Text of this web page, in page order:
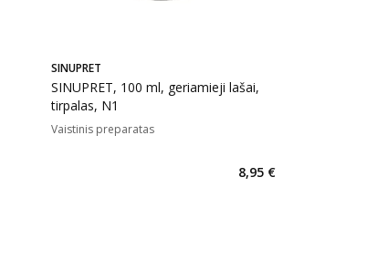
SINUPRET
SINUPRET, 100 ml, geriamieji lašai,
tirpalas, N1
Vaistinis preparatas
8,95 €